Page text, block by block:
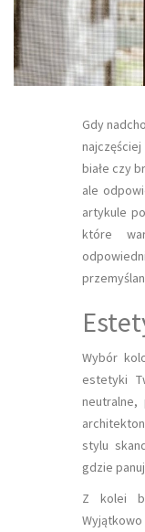
Gdy
białe czy
ale
artykule
które
Wybór
estetyki
stylu
gdzie
Z kolei